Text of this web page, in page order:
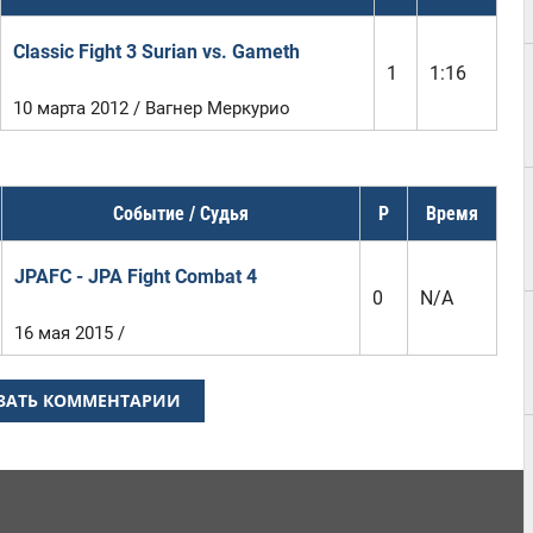
Classic Fight 3 Surian vs. Gameth
1
1:16
10 марта 2012 / Вагнер Меркурио
Событие / Судья Р Время
JPAFC - JPA Fight Combat 4
0
N/A
16 мая 2015 /
КОММЕНТАРИИ